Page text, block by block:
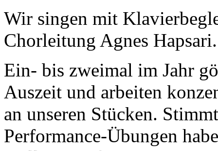
Wir singen mit
Chorleitung Agnes Hapsari.
Ein- bis zweimal im Jahr
Auszeit und arbeiten
an unseren Stücken.
Performance-Übungen